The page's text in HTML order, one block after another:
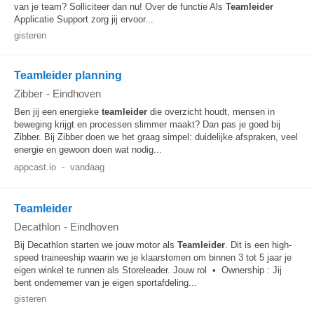
van je team? Solliciteer dan nu! Over de functie Als Teamleider
Applicatie Support zorg jij ervoor...
gisteren
Teamleider planning
Zibber - Eindhoven
Ben jij een energieke teamleider die overzicht houdt, mensen in
beweging krijgt en processen slimmer maakt? Dan pas je goed bij
Zibber. Bij Zibber doen we het graag simpel: duidelijke afspraken, veel
energie en gewoon doen wat nodig...
appcast.io - vandaag
Teamleider
Decathlon - Eindhoven
Bij Decathlon starten we jouw motor als Teamleider. Dit is een high-
speed traineeship waarin we je klaarstomen om binnen 3 tot 5 jaar je
eigen winkel te runnen als Storeleader. Jouw rol • Ownership : Jij
bent ondernemer van je eigen sportafdeling...
gisteren